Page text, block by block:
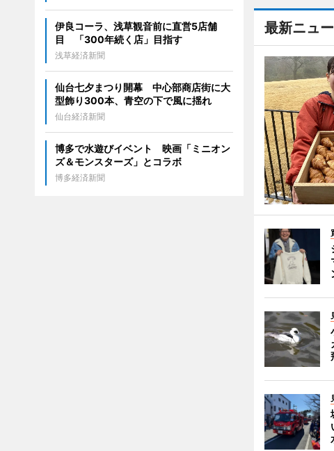
最新ニュ
伊良コーラ、浅草観音前に直営5店舗
目 「300年続く店」目指す
浅草経済新聞
仙台七夕まつり開幕 中心部商店街に大
型飾り300本、青空の下で風に揺れ
仙台経済新聞
博多で水遊びイベント 映画「ミニオン
ズ＆モンスターズ」とコラボ
博多経済新聞